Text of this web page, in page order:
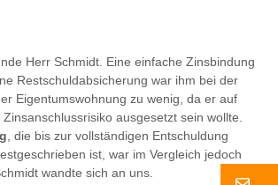
Herr Schmidt. Eine einfache Zinsbindung
Restschuldabsicherung war ihm bei der
Eigentumswohnung zu wenig, da er auf
ausgesetzt sein wollte.
, die bis zur vollständigen Entschuldung
ist, war im Vergleich jedoch
wandte sich an uns.